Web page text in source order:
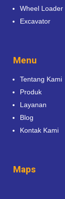
Wheel Loader
Excavator
Menu
Tentang Kami
Produk
Layanan
Blog
Kontak Kami
Maps